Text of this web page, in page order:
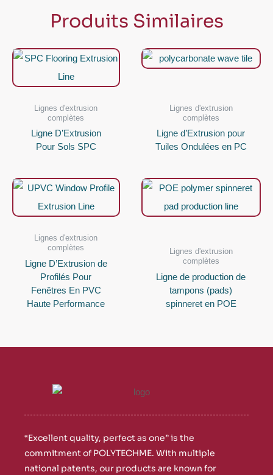
Produits Similaires
Lignes d'extrusion
complètes
Ligne D’Extrusion
Pour Sols SPC
Lignes d'extrusion
complètes
Ligne d’Extrusion pour
Tuiles Ondulées en PC
Lignes d'extrusion
complètes
Ligne D’Extrusion de
Profilés Pour
Fenêtres En PVC
Haute Performance
Lignes d'extrusion
complètes
Ligne de production de
tampons (pads)
spinneret en POE
“Excellent quality, perfect as one” is the
commitment of POLYTECHME. With multiple
national patents, our products are known for